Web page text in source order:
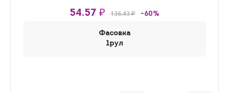
54.57 ₽ 136.43 ₽ -60%
Фасовка
1рул